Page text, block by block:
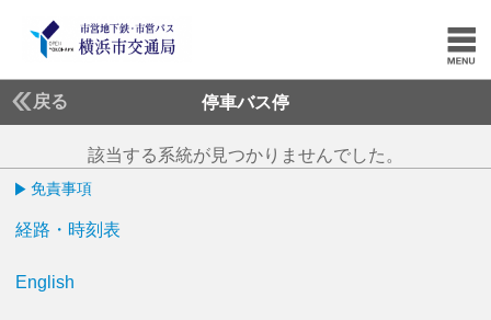
戻る 停車バス停
該当する系統が見つかりませんでした。
免責事項
経路・時刻表
English